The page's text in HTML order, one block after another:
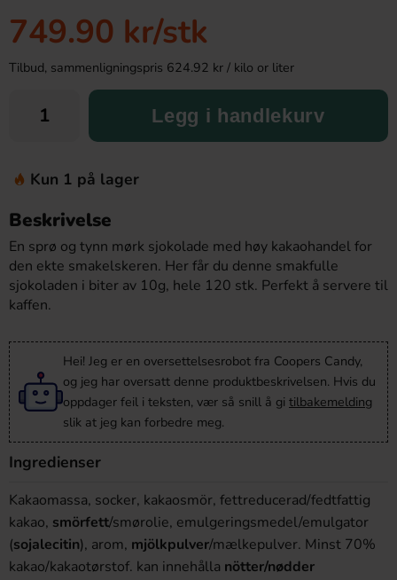
749.90 kr/stk
Tilbud, sammenligningspris 624.92 kr / kilo or liter
Legg i handlekurv
Kun 1 på lager
Beskrivelse
En sprø og tynn mørk sjokolade med høy kakaohandel for
den ekte smakelskeren. Her får du denne smakfulle
sjokoladen i biter av 10g, hele 120 stk. Perfekt å servere til
kaffen.
Hei! Jeg er en oversettelsesrobot fra Coopers Candy,
og jeg har oversatt denne produktbeskrivelsen. Hvis du
oppdager feil i teksten, vær så snill å gi tilbakemelding
slik at jeg kan forbedre meg.
Ingredienser
Kakaomassa, socker, kakaosmör, fettreducerad/fedtfattig
kakao, smörfett/smørolie, emulgeringsmedel/emulgator
(sojalecitin), arom, mjölkpulver/mælkepulver. Minst 70%
kakao/kakaotørstof. kan innehålla nötter/nødder